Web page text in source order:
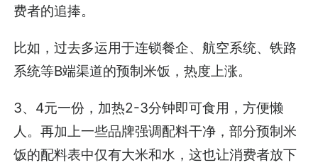
费者的追捧。
比如，过去多运用于连锁餐企、航空系统、铁路
系统等B端渠道的预制米饭，热度上涨。
3、4元一份，加热2-3分钟即可食用，方便懒
人。再加上一些品牌强调配料干净，部分预制米
饭的配料表中仅有大米和水，这也让消费者放下